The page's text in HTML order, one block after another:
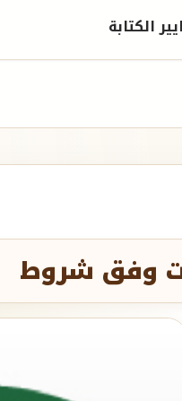
الكتابة
وفق شروط